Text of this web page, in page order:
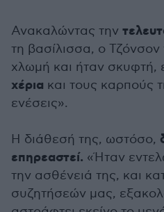
Ανακαλώντας την
τη βασίλισσα, ο Τζόνσον
χλωμή και ήταν σκυφτή,
χέρια και τους καρπούς
ενέσεις».
Η διάθεσή της, ωστόσο,
επηρεαστεί. «Ήταν
την ασθένειά της, και
συζητήσεών μας,